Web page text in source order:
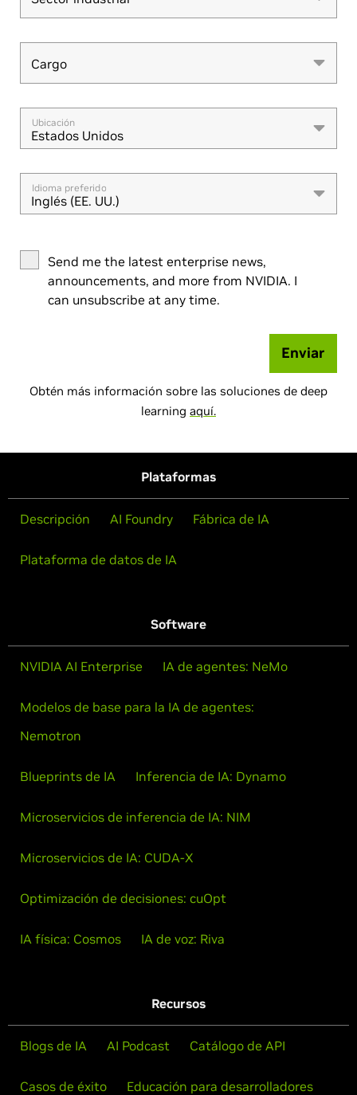
Cargo
Cargo
Ubicación
Estados Unidos
Idioma preferido
Inglés (EE. UU.)
Send me the latest enterprise news,
announcements, and more from NVIDIA. I
can unsubscribe at any time.
Enviar
Obtén más información sobre las soluciones de deep
learning aquí.
Plataformas
Descripción AI Foundry Fábrica de IA
Plataforma de datos de IA
Software
NVIDIA AI Enterprise IA de agentes: NeMo
Modelos de base para la IA de agentes:
Nemotron
Blueprints de IA Inferencia de IA: Dynamo
Microservicios de inferencia de IA: NIM
Microservicios de IA: CUDA-X
Optimización de decisiones: cuOpt
IA física: Cosmos IA de voz: Riva
Recursos
Blogs de IA AI Podcast Catálogo de API
Casos de éxito Educación para desarrolladores